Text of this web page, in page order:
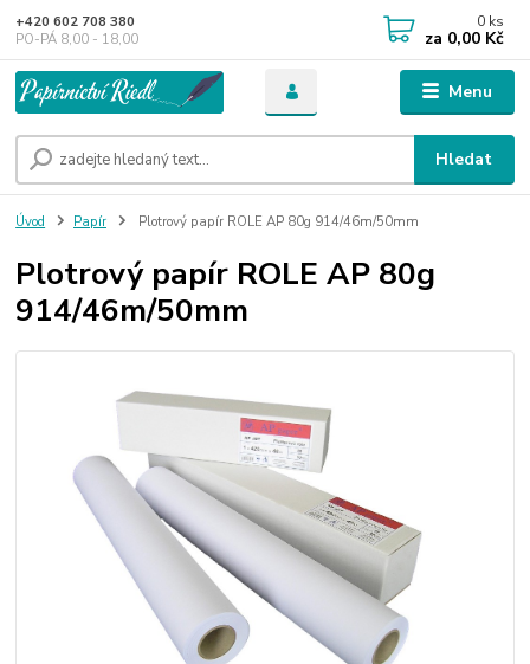
Menu
Hledat
+420 602 708 380
PO-PÁ 8,00 - 18,00
0 ks
za 0,00 Kč
Úvod Papír Plotrový papír ROLE AP 80g 914/46m/50mm
Plotrový papír ROLE AP 80g
914/46m/50mm